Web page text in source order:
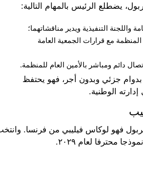
يضطلع الرئيس بالمهام التالية:
واللجنة التنفيذية ويدير مناقشاتهما؛
مع قرارات الجمعية العامة
دائم ومباشر بالأمين العام للمنظمة.
جزئي وبدون أجر، فهو يحتفظ
الوطنية.